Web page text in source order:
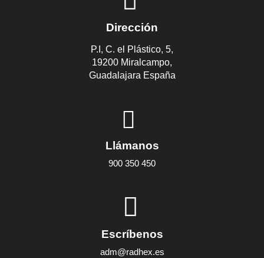
Dirección
P.I, C. el Plástico, 5,
19200 Miralcampo,
Guadalajara España
Llámanos
900 350 450
Escríbenos
adm@radhex.es